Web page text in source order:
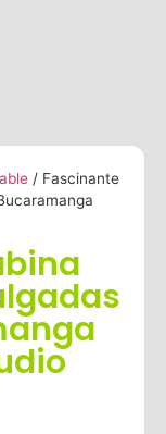
/ Fascinante